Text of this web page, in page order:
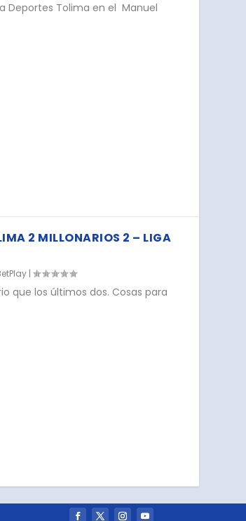
Deportes Tolima en el Manuel
2 MILLONARIOS 2 – LIGA
|
que los últimos dos. Cosas para